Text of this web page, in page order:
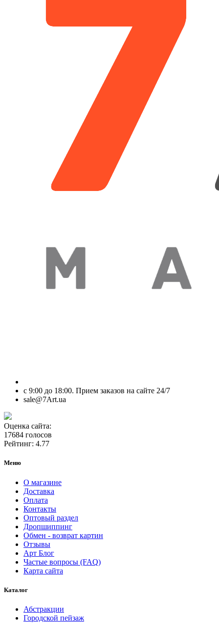
с 9:00 до 18:00. Прием заказов на сайте 24/7
sale@7Art.ua
Оценка сайта:
17684 голосов
Рейтинг: 4.77
Меню
О магазине
Доставка
Оплата
Контакты
Оптовый раздел
Дропшиппинг
Обмен - возврат картин
Отзывы
Арт Блог
Частые вопросы (FAQ)
Карта сайта
Каталог
Абстракции
Городской пейзаж